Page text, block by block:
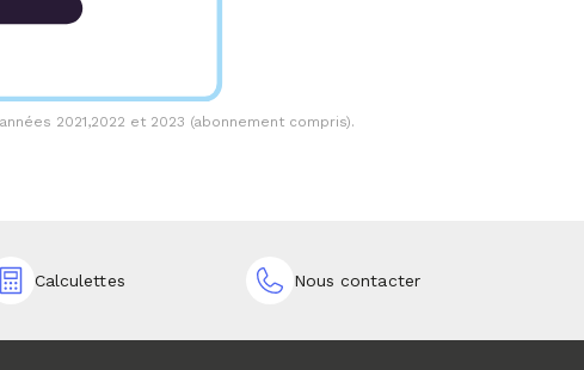
2021,2022 et 2023 (abonnement compris).
Calculettes Nous contacter